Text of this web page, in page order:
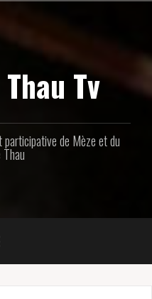
Tv
participative de Mèze et du